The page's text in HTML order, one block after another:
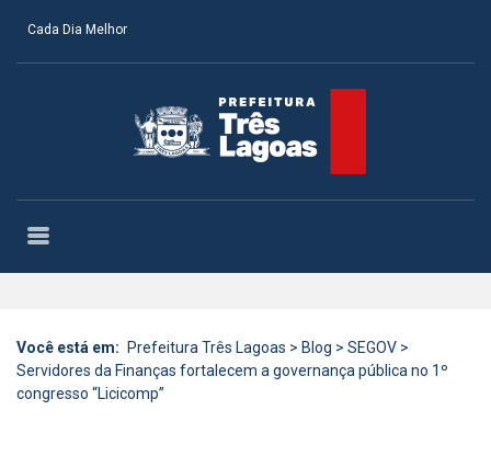
Cada Dia Melhor
Você está em: Prefeitura Três Lagoas > Blog > SEGOV >
Servidores da Finanças fortalecem a governança pública no 1º
congresso “Licicomp”